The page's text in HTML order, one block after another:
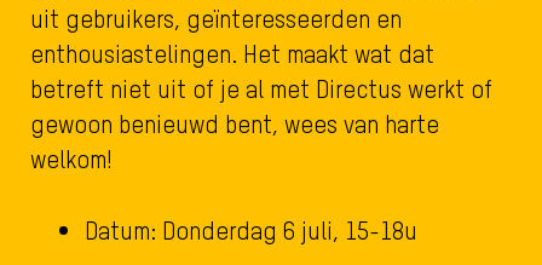
uit gebruikers, geïnteresseerden en
enthousiastelingen. Het maakt wat dat
betreft niet uit of je al met Directus werkt of
gewoon benieuwd bent, wees van harte
welkom!
Datum: Donderdag 6 juli, 15-18u